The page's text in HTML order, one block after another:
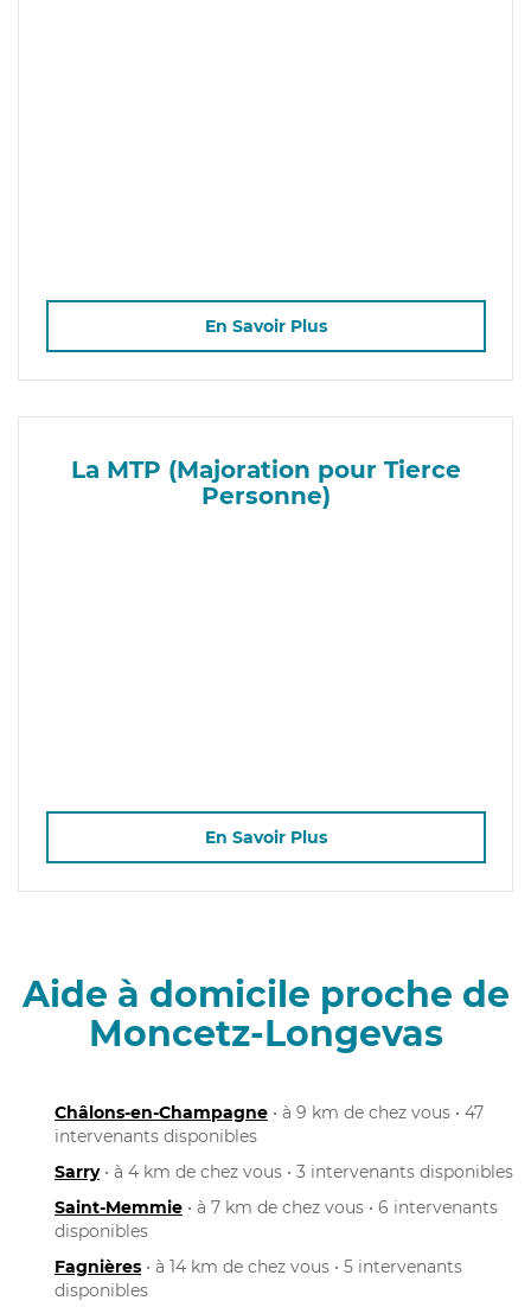
En Savoir Plus
La MTP (Majoration pour Tierce
Personne)
En Savoir Plus
Aide à domicile proche de
Moncetz-Longevas
Châlons-en-Champagne • à 9 km de chez vous • 47
intervenants disponibles
Sarry• à 4 km de chez vous • 3 intervenants disponibles
Saint-Memmie • à 7 km de chez vous • 6 intervenants
disponibles
Fagnières • à 14 km de chez vous • 5 intervenants
disponibles